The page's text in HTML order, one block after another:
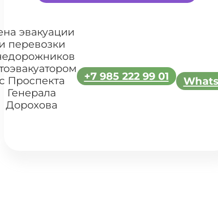
эвакуации
перевозки
Проспекта
Генерала
Дорохова
+7 985 222 99 01